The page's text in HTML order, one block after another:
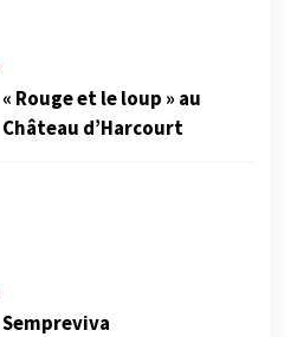
« Rouge et le loup » au
Château d’Harcourt
Sempreviva